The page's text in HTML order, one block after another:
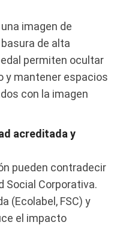
imagen de
de alta
permiten ocultar
y mantener espacios
con la imagen
acreditada y
pueden contradecir
Social Corporativa.
(Ecolabel, FSC) y
el impacto